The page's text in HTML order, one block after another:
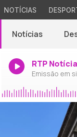
NOTÍCIAS
Notícias
RTP
Emissão em